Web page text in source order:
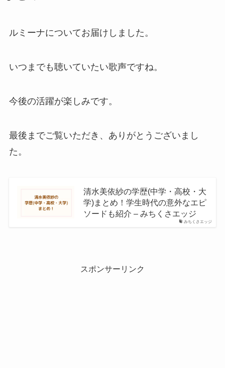
ルミーナについてお届けしました。
いつまでも聴いていたい歌声ですね。
今後の活躍が楽しみです。
最後までご覧いただき、ありがとうございまし
た。
みちくさエッジ
清水美依紗の学歴(中学・高校・大
学)まとめ！学生時代の意外なエピ
ソードも紹介 – みちくさエッジ
スポンサーリンク